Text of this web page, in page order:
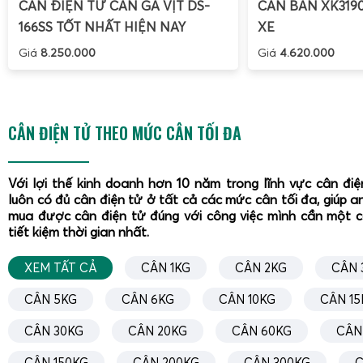
Hiệu chuẩn cân sàn Super SS 1 tấn 2 tấn 3 tấn 5 tấnlà
đảm bảo cân luôn cho kết quả chính xác, đặc biệt trong
CÂN ĐIỆN TỬ CÂN GÀ VỊT DS-
166SS TỐT NHẤT HIỆN NAY
Giá 8.250.000
CÂN BÀN
XE
Giá 4.620.000
CÂN ĐIỆN TỬ THEO MỨC CÂN TỐI ĐA
Với lợi thế kinh doanh hơn 10 năm trong lĩnh vực cân
luôn có đủ cân điện tử ở tất cả các mức cân tối đa, giúp
mua được cân điện tử đúng với công việc mình cần một
tiết kiệm thời gian nhất.
XEM TẤT CẢ CÂN 1KG CÂN 2KG CÂN
CÂN 5KG CÂN 6KG CÂN 10KG CÂN
CÂN 30KG CÂN 20KG CÂN 60KG